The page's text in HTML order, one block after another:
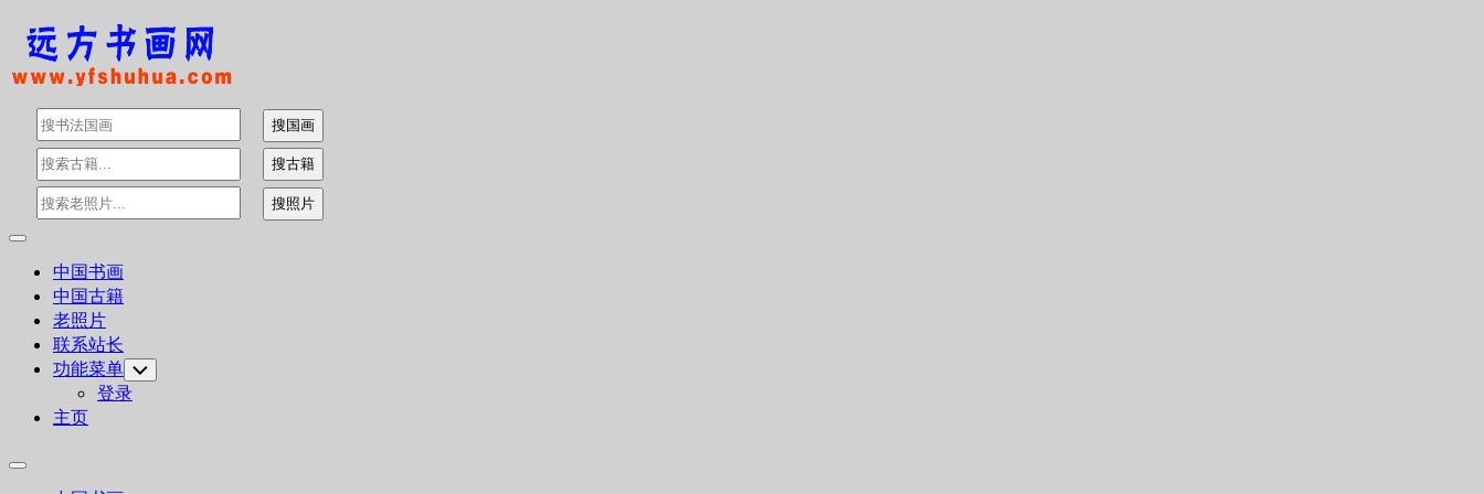
Skip
content
Expand
中国书画
中国古籍
老照片
联系站长
功能菜单 Toggle
Child
Menu
登录
主页
Expand